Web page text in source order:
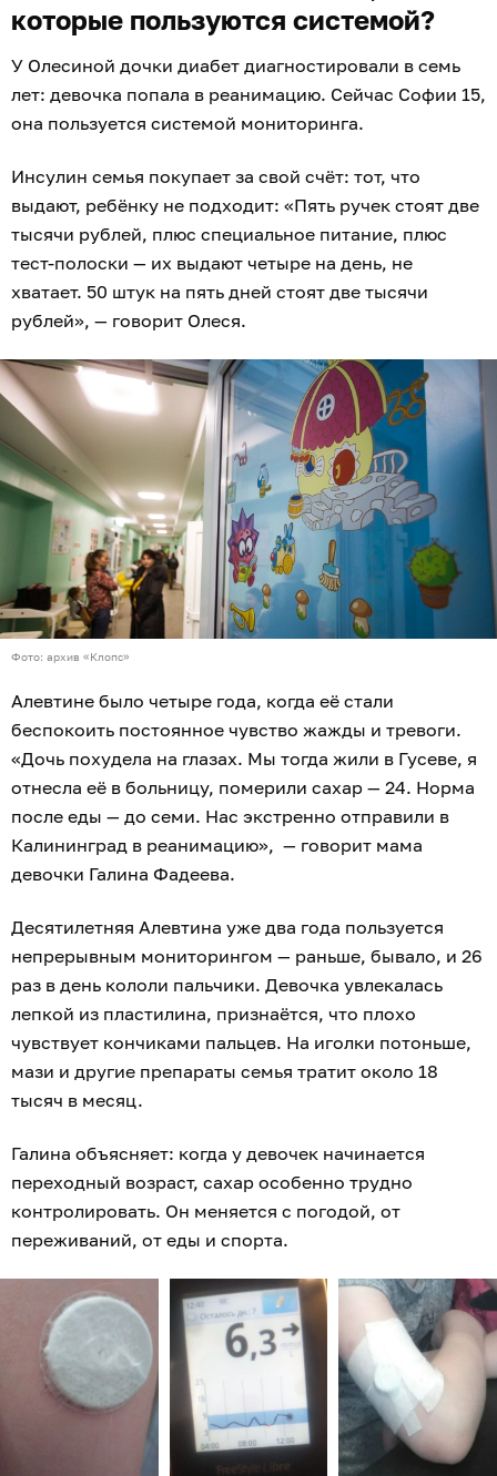
которые пользуются системой?
У Олесиной дочки диабет диагностировали в семь
лет: девочка попала в реанимацию. Сейчас Софии 15,
она пользуется системой мониторинга.
Инсулин семья покупает за свой счёт: тот, что
выдают, ребёнку не подходит: «Пять ручек стоят две
тысячи рублей, плюс специальное питание, плюс
тест-полоски — их выдают четыре на день, не
хватает. 50 штук на пять дней стоят две тысячи
рублей», — говорит Олеся.
Фото: архив «Клопс»
Алевтине было четыре года, когда её стали
беспокоить постоянное чувство жажды и тревоги.
«Дочь похудела на глазах. Мы тогда жили в Гусеве, я
отнесла её в больницу, померили сахар — 24. Норма
после еды — до семи. Нас экстренно отправили в
Калининград в реанимацию», — говорит мама
девочки Галина Фадеева.
Десятилетняя Алевтина уже два года пользуется
непрерывным мониторингом — раньше, бывало, и 26
раз в день кололи пальчики. Девочка увлекалась
лепкой из пластилина, признаётся, что плохо
чувствует кончиками пальцев. На иголки потоньше,
мази и другие препараты семья тратит около 18
тысяч в месяц.
Галина объясняет: когда у девочек начинается
переходный возраст, сахар особенно трудно
контролировать. Он меняется с погодой, от
переживаний, от еды и спорта.